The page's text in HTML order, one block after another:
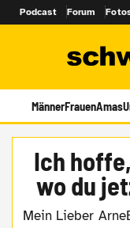
Podcast Forum
MännerFrauenAmas
Ich
wo du
Mein Lieber ArneBarne, eigentlich habe ich mit